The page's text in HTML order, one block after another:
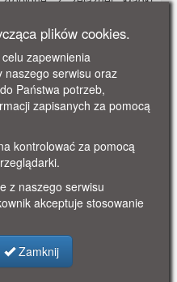
dworzec kolejowy.
Neufahrwasser
,nabrzeże,port ,węgiel,
plików cookies.
zapewnienia
naszego serwisu oraz
Państwa potrzeb,
zapisanych za pomocą
kontrolować za pomocą
z naszego serwisu
akceptuje stosowanie
Zamknij